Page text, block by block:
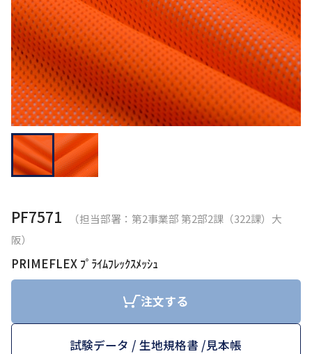
ログイ
ン
お気に入
り
発注履
歴
ご利用ガイ
ド
問い合わせ
大阪本社 〒541-0052 大阪府中央区安土町3-3-9
東京本社 〒150-0001 東京都渋谷区神宮前1-3-10
お問い合わせフォームはこちら
Tamurakoma Textile Baseについて
よくあるご質問
PF7571
（担当部署：第2事業部 第2部2課（322課）大
阪）
PRIMEFLEX ﾌﾟﾗｲﾑﾌﾚｯｸｽﾒｯｼｭ
注文する
試験データ / 生地規格書 /見本帳